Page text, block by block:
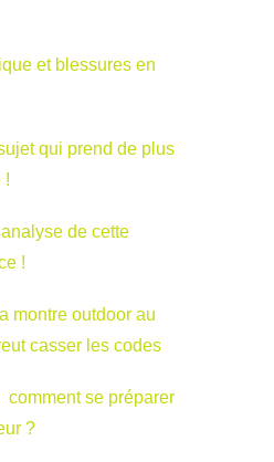
et blessures en
qui prend de plus
!
de cette
!
montre outdoor au
casser les codes
comment se préparer
?